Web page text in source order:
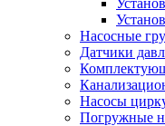
Насосные
Датчики
Насосы
Погружные